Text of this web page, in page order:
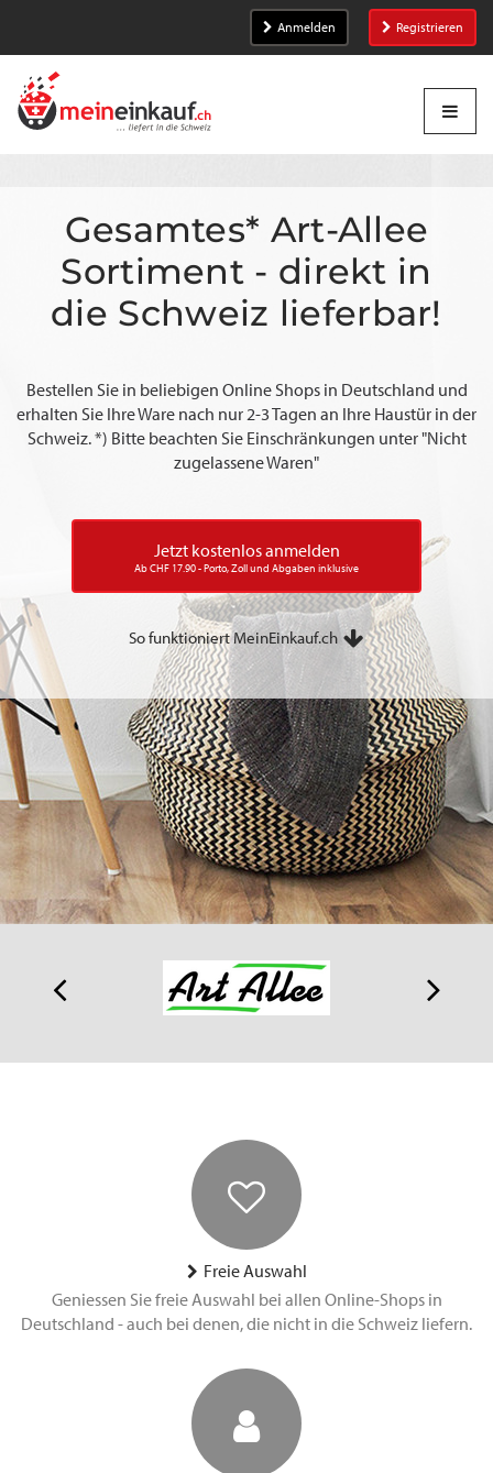
Anmelden Registrieren
Gesamtes* Art-Allee
Sortiment - direkt in
die Schweiz lieferbar!
Bestellen Sie in beliebigen Online Shops in Deutschland und
erhalten Sie Ihre Ware nach nur 2-3 Tagen an Ihre Haustür in der
Schweiz. *) Bitte beachten Sie Einschränkungen unter "Nicht
zugelassene Waren"
Jetzt kostenlos anmelden
Ab CHF 17.90 - Porto, Zoll und Abgaben inklusive
So funktioniert MeinEinkauf.ch
Freie Auswahl
Geniessen Sie freie Auswahl bei allen Online-Shops in
Deutschland - auch bei denen, die nicht in die Schweiz liefern.